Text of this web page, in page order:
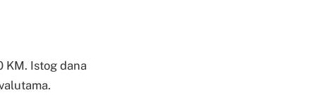
KM. Istog dana